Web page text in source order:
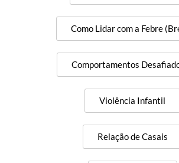
Como Lidar com a Febre
Comportamentos
Violência Infantil
Relação de Casais